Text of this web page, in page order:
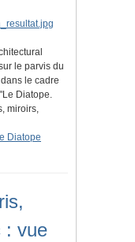
le parvis du
le cadre
Diatope.
miroirs,
Diatope
: vue